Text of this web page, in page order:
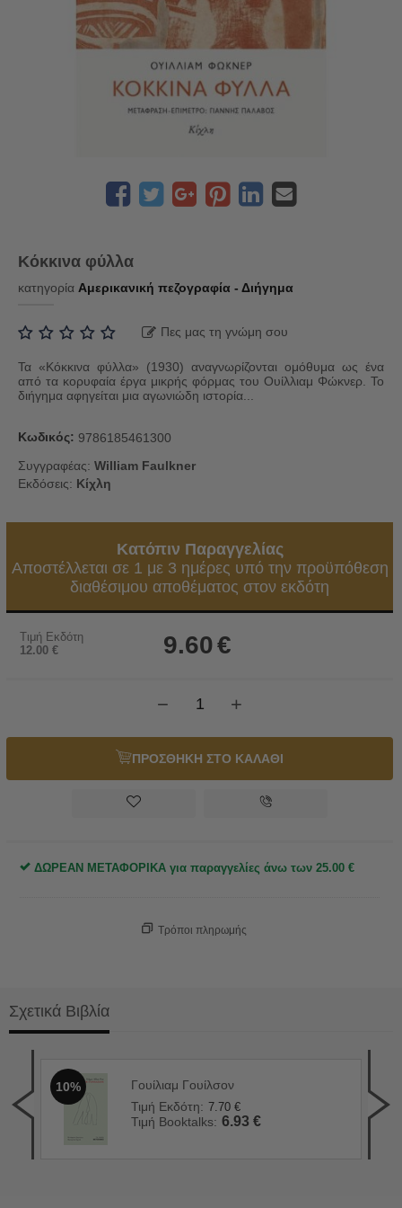
Κόκκινα φύλλα
κατηγορία Αμερικανική πεζογραφία - Διήγημα
Πες μας τη γνώμη σου
Τα «Κόκκινα φύλλα» (1930) αναγνωρίζονται ομόθυμα ως ένα
από τα κορυφαία έργα μικρής φόρμας του Ουίλλιαμ Φώκνερ. Το
διήγημα αφηγείται μια αγωνιώδη ιστορία...
Κωδικός: 9786185461300
Συγγραφέας: William Faulkner
Εκδόσεις: Κίχλη
Κατόπιν Παραγγελίας
Αποστέλλεται σε 1 με 3 ημέρες υπό την προϋπόθεση
διαθέσιμου αποθέματος στον εκδότη
Τιμή Εκδότη
12.00 € 9.60€
+
−
ΠΡΟΣΘΗΚΗ ΣΤΟ ΚΑΛΑΘΙ
ΔΩΡΕΑΝ ΜΕΤΑΦΟΡΙΚΑ για παραγγελίες άνω των 25.00 €
Τρόποι πληρωμής
Σχετικά Βιβλία
10%
Γουίλιαμ Γουίλσον
Τιμή Εκδότη: 7.70 €
Τιμή Booktalks: 6.93 €